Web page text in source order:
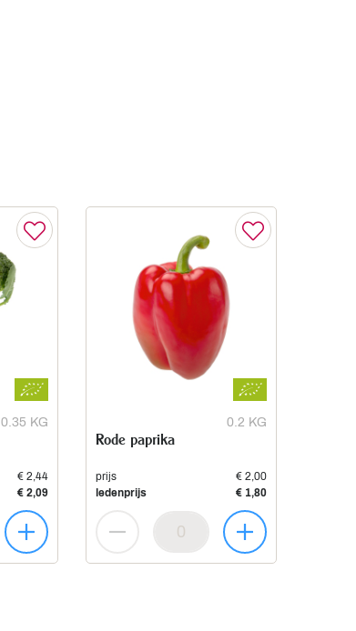
0.35 KG
€ 2,44
€ 2,09
0.2 KG
Rode paprika
prijs
€ 2,00
ledenprijs
€ 1,80